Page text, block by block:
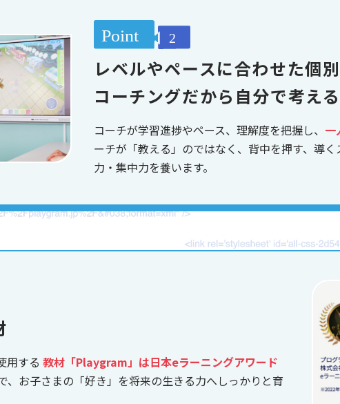
レベルやペースに合わせた個
コーチングだから自分で考え
コーチが学習進捗やペース、理解度を把握し、 一
ーチが「教える」のではなく、背中を押す、導
力・集中力を養います。
用する 教材「Playgram」は日本eラーニングアワード
、お子さまの「好き」を将来の生きる力へしっかりと育